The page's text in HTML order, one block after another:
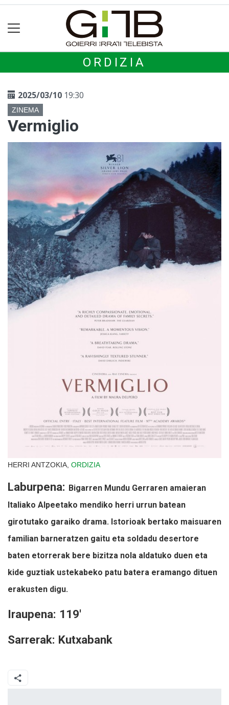
ORDIZIA
2025/03/10 19:30
ZINEMA
Vermiglio
HERRI ANTZOKIA, ORDIZIA
Laburpena: Bigarren Mundu Gerraren amaieran
Italiako Alpeetako mendiko herri urrun batean
girotutako garaiko drama. Istorioak bertako maisuaren
familian barneratzen gaitu eta soldadu desertore
baten etorrerak bere bizitza nola aldatuko duen eta
kide guztiak ustekabeko patu batera eramango dituen
erakusten digu.
Iraupena: 119'
Sarrerak: Kutxabank